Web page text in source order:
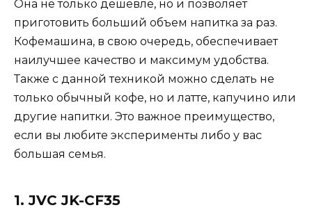
Она не только дешевле, но и позволяет
приготовить больший объем напитка за раз.
Кофемашина, в свою очередь, обеспечивает
наилучшее качество и максимум удобства.
Также с данной техникой можно сделать не
только обычный кофе, но и латте, капучино или
другие напитки. Это важное преимущество,
если вы любите эксперименты либо у вас
большая семья.
1. JVC JK-CF35